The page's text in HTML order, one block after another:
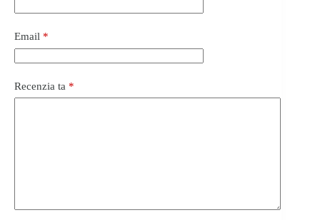
Email *
Recenzia ta *